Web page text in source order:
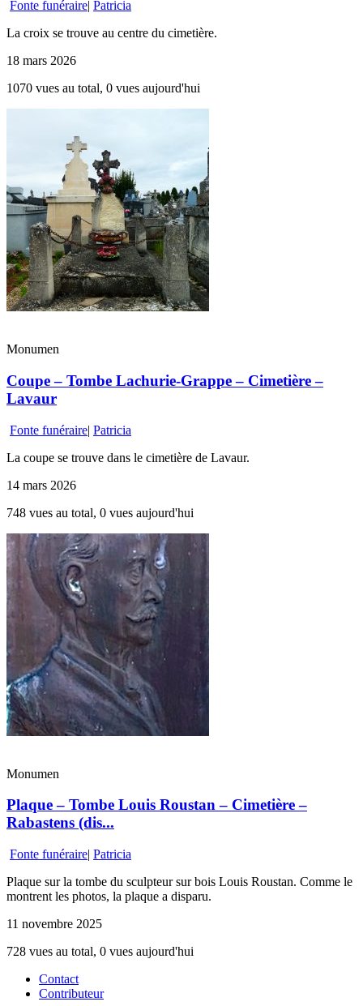
Fonte funéraire| Patricia
La croix se trouve au centre du cimetière.
18 mars 2026
1070 vues au total, 0 vues aujourd'hui
Monumen
Coupe – Tombe Lachurie-Grappe – Cimetière –
Lavaur
Fonte funéraire| Patricia
La coupe se trouve dans le cimetière de Lavaur.
14 mars 2026
748 vues au total, 0 vues aujourd'hui
Monumen
Plaque – Tombe Louis Roustan – Cimetière –
Rabastens (dis...
Fonte funéraire| Patricia
Plaque sur la tombe du sculpteur sur bois Louis Roustan. Comme le
montrent les photos, la plaque a disparu.
11 novembre 2025
728 vues au total, 0 vues aujourd'hui
Contact
Contributeur